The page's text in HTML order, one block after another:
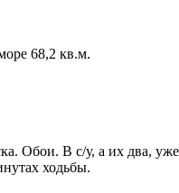
68,2 кв.м.
Обои. В с/у, а их два, уже
ходьбы.